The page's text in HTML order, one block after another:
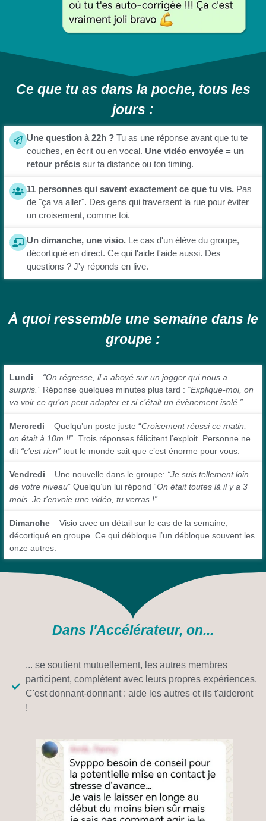
Ce que tu as dans la poche, tous les
jours :
Une question à 22h ? Tu as une réponse avant que tu te
couches, en écrit ou en vocal. Une vidéo envoyée = un
retour précis sur ta distance ou ton timing.
11 personnes qui savent exactement ce que tu vis. Pas
de "ça va aller". Des gens qui traversent la rue pour éviter
un croisement, comme toi.
Un dimanche, une visio. Le cas d'un élève du groupe,
décortiqué en direct. Ce qui l'aide t'aide aussi. Des
questions ? J'y réponds en live.
À quoi ressemble une semaine dans le
groupe :
Lundi – “On régresse, il a aboyé sur un jogger qui nous a
surpris.” Réponse quelques minutes plus tard : “Explique-moi, on
va voir ce qu’on peut adapter et si c’était un évènement isolé.”
Mercredi – Quelqu’un poste juste “Croisement réussi ce matin,
on était à 10m !!“. Trois réponses félicitent l’exploit. Personne ne
dit “c’est rien” tout le monde sait que c’est énorme pour vous.
Vendredi – Une nouvelle dans le groupe: “Je suis tellement loin
de votre niveau” Quelqu’un lui répond “On était toutes là il y a 3
mois. Je t’envoie une vidéo, tu verras !”
Dimanche – Visio avec un détail sur le cas de la semaine,
décortiqué en groupe. Ce qui débloque l’un débloque souvent les
onze autres.
Dans l'Accélérateur, on...
... se soutient mutuellement, les autres membres
participent, complètent avec leurs propres expériences.
C'est donnant-donnant : aide les autres et ils t'aideront
!